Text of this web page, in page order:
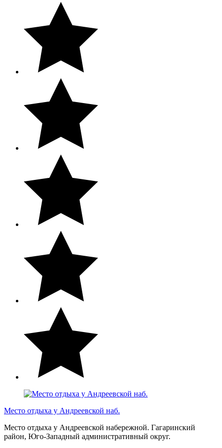
Место отдыха у Андреевской наб.
Место отдыха у Андреевской набережной. Гагаринский
район, Юго-Западный административный округ.